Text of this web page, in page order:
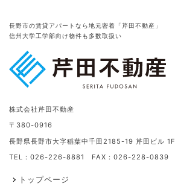
長野市の賃貸アパートなら地元密着「芹田不動産」
信州大学工学部向け物件も多数取扱い
株式会社芹田不動産
〒380-0916
長野県長野市大字稲葉中千田2185-19 芹田ビル 1F
TEL：026-226-8881 FAX：026-228-0839
トップページ